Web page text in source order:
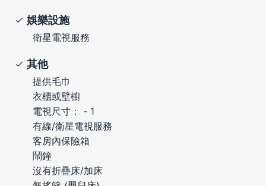
娛樂設施
衛星電視服務
其他
提供毛巾
衣櫃或壁櫥
電視尺寸： - 1
有線/衛星電視服務
客房內保險箱
鬧鐘
沒有折疊床/加床